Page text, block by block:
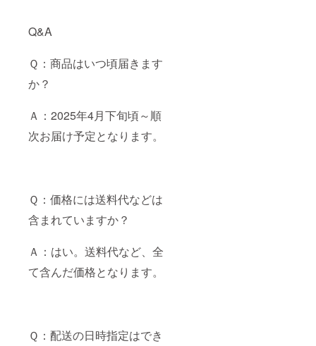
Q&A
Ｑ：商品はいつ頃届きます
か？
Ａ：2025年4月下旬頃～順
次お届け予定となります。
Ｑ：価格には送料代などは
含まれていますか？
Ａ：はい。送料代など、全
て含んだ価格となります。
Ｑ：配送の日時指定はでき